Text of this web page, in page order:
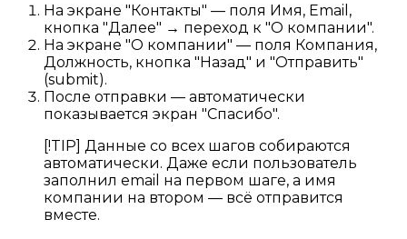
На экране "Контакты" — поля Имя, Email,
кнопка "Далее" → переход к "О компании".
На экране "О компании" — поля Компания,
Должность, кнопка "Назад" и "Отправить"
(submit).
После отправки — автоматически
показывается экран "Спасибо".
[!TIP] Данные со всех шагов собираются
автоматически. Даже если пользователь
заполнил email на первом шаге, а имя
компании на втором — всё отправится
вместе.